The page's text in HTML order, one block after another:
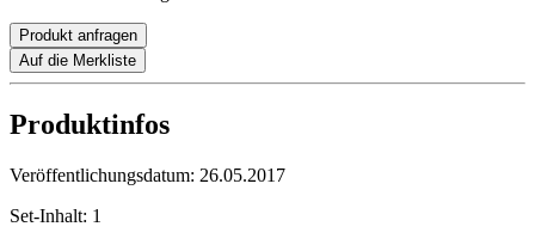
Produkt anfragen
Auf die Merkliste
Produktinfos
Veröffentlichungsdatum: 26.05.2017
Set-Inhalt: 1